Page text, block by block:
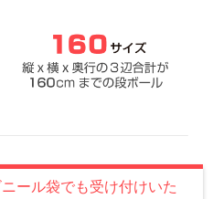
ール袋でも受け付けいた